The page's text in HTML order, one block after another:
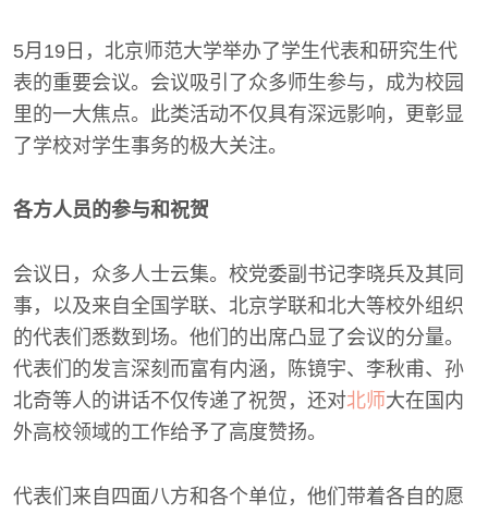
5月19日，北京师范大学举办了学生代表和研究生代
表的重要会议。会议吸引了众多师生参与，成为校园
里的一大焦点。此类活动不仅具有深远影响，更彰显
了学校对学生事务的极大关注。
各方人员的参与和祝贺
会议日，众多人士云集。校党委副书记李晓兵及其同
事，以及来自全国学联、北京学联和北大等校外组织
的代表们悉数到场。他们的出席凸显了会议的分量。
代表们的发言深刻而富有内涵，陈镜宇、李秋甫、孙
北奇等人的讲话不仅传递了祝贺，还对北师大在国内
外高校领域的工作给予了高度赞扬。
代表们来自四面八方和各个单位，他们带着各自的愿